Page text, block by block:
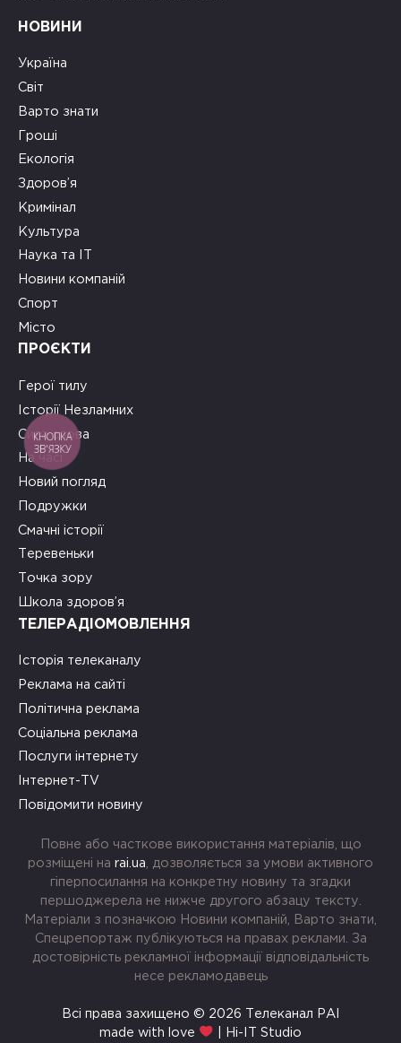
НОВИНИ
Україна
Світ
Варто знати
Гроші
Екологія
Здоров’я
Кримінал
Культура
Наука та ІТ
Новини компаній
Спорт
Місто
ПРОЄКТИ
Герої тилу
Історії Незламних
Сила слова
На часі
Новий погляд
Подружки
Смачні історії
Теревеньки
Точка зору
Школа здоров’я
ТЕЛЕРАДІОМОВЛЕННЯ
Історія телеканалу
Реклама на сайті
Політична реклама
Соціальна реклама
Послуги інтернету
Інтернет-TV
Повідомити новину
Повне або часткове використання матеріалів, що
розміщені на rai.ua , дозволяється за умови активного
гіперпосилання на конкретну новину та згадки
першоджерела не нижче другого абзацу тексту.
Матеріали з позначкою Новини компаній, Варто знати,
Спецрепортаж публікуються на правах реклами. За
достовірність рекламної інформації відповідальність
несе рекламодавець
Всі права захищено © 2026 Телеканал РАІ
made with love
| Hi-IT Studio
КНОПКА
ЗВ'ЯЗКУ